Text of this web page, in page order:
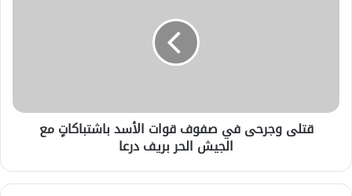
قتلى وجرحى في صفوف قوات الأسد باشتباكاتٍ مع
الجيش الحر بريف درعا